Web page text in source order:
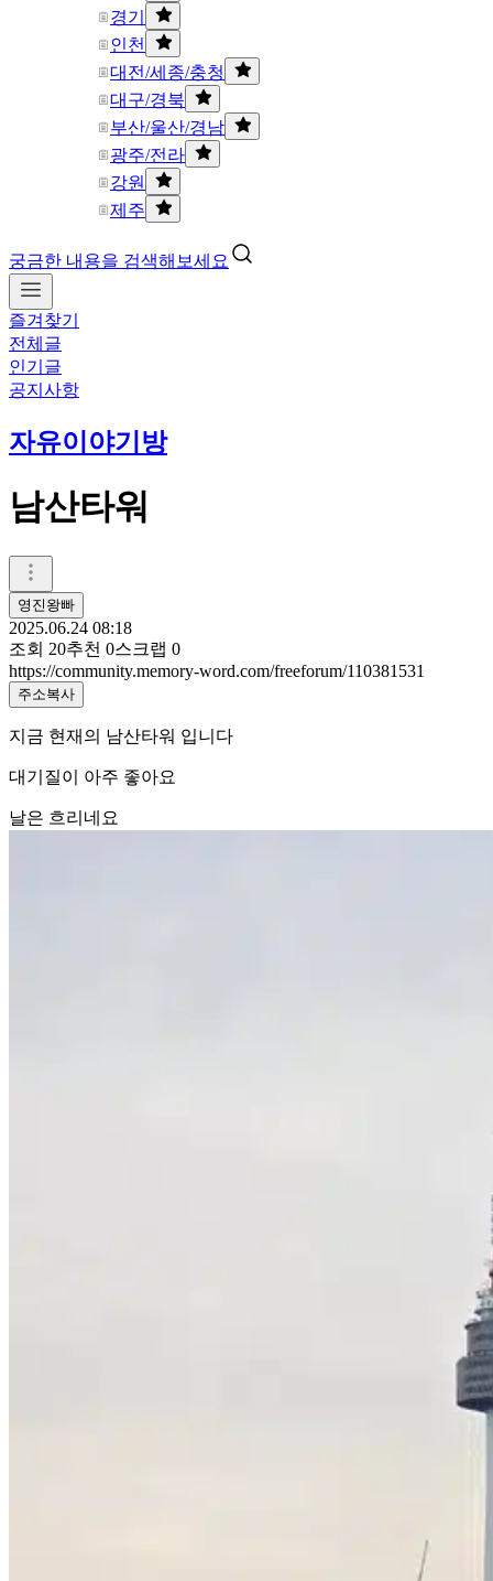
경기
인천
대전/세종/충청
대구/경북
부산/울산/경남
광주/전라
강원
제주
궁금한 내용을 검색해보세요
즐겨찾기
전체글
인기글
공지사항
자유이야기방
남산타워
영진왕빠
2025.06.24 08:18
조회 20추천 0스크랩 0
https://community.memory-word.com/freeforum/110381531
주소복사
지금 현재의 남산타워 입니다
대기질이 아주 좋아요
날은 흐리네요